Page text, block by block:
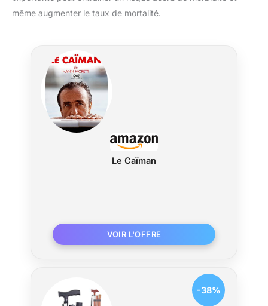
même augmenter le taux de mortalité.
Le Caïman
-38%